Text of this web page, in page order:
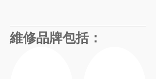
維修品牌包括：